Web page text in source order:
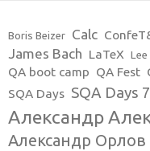
Boris Beizer Calc
James Bach LaTeX Lee
QA boot camp QA Fest
SQA Days SQA Days 7
Александр
Александр Орлов